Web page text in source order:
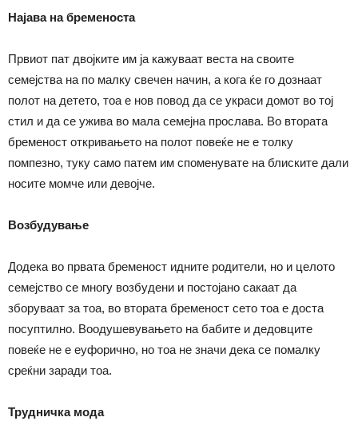
Најава на бременоста
Првиот пат двојките им ја кажуваат веста на своите
семејства на по малку свечен начин, а кога ќе го дознаат
полот на детето, тоа е нов повод да се украси домот во тој
стил и да се ужива во мала семејна прослава. Во втората
бременост откривањето на полот повеќе не е толку
помпезно, туку само патем им споменувате на блиските дали
носите момче или девојче.
Возбудување
Додека во првата бременост идните родители, но и целото
семејство се многу возбудени и постојано сакаат да
зборуваат за тоа, во втората бременост сето тоа е доста
посуптилно. Воодушевувањето на бабите и дедовците
повеќе не е еуфорично, но тоа не значи дека се помалку
среќни заради тоа.
Трудничка мода